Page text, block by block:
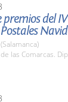
premios del
de las Comarcas.